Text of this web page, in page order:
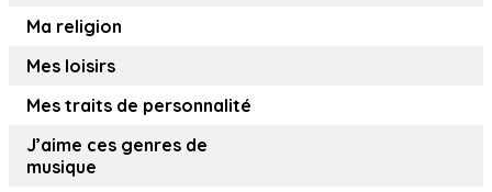
Ma religion
Mes loisirs
Mes traits de personnalité
J’aime ces genres de
musique